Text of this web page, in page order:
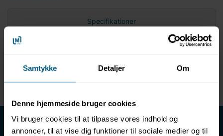
Samtykke Detaljer Om
Denne hjemmeside bruger cookies
Vi bruger cookies til at tilpasse vores indhold og
annoncer, til at vise dig funktioner til sociale medier og til
Specifikationer
Enhed
LML SPORT - Alt til vand